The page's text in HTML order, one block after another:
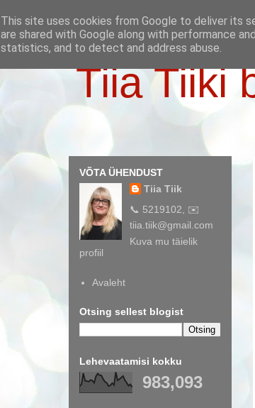
Tiia Tiiki
VÕTA ÜHENDUST
Tiia Tiik
📞 5219102, ✉️
tiia.tiik@gmail.com
Kuva mu täielik
profiil
Avaleht
Otsing sellest blogist
Lehevaatamisi kokku
983,093
This site uses cookies from Google to deliver its
are shared with Google along with performance
statistics, and to detect and address abuse.